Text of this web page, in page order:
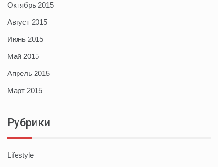
Октябрь 2015
Август 2015
Июнь 2015
Май 2015
Апрель 2015
Март 2015
Рубрики
Lifestyle